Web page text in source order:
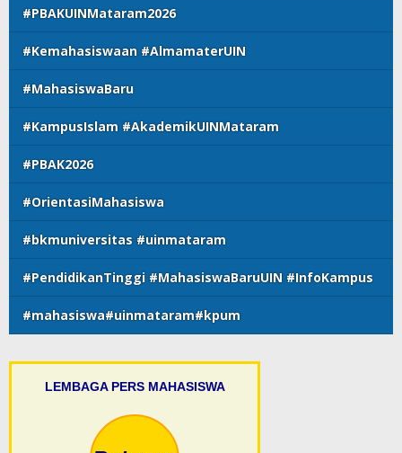
#PBAKUINMataram2026
#Kemahasiswaan #AlmamaterUIN
#MahasiswaBaru
#KampusIslam #AkademikUINMataram
#PBAK2026
#OrientasiMahasiswa
#bkmuniversitas #uinmataram
#PendidikanTinggi #MahasiswaBaruUIN #InfoKampus
#mahasiswa#uinmataram#kpum
LEMBAGA PERS MAHASISWA